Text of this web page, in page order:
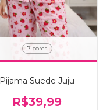
7 cores
Pijama Suede Juju
R$39,99